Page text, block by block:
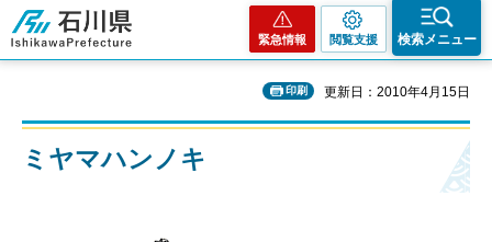
石川県
緊急情報 閲覧支援 検索メニュー
印刷 更新日：2010年4月15日
ミヤマハンノキ